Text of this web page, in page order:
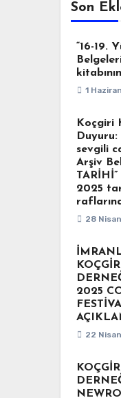
Son
“16-19.
1
Koçgiri
sevgili
Arşiv
TARİHİ”
2025
28
2025
22